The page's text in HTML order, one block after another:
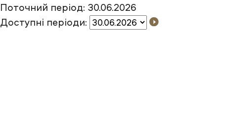
Поточний період: 30.06.2026
Доступні періоди: